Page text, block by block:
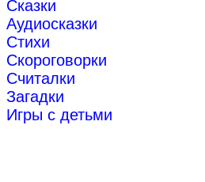
Сказки
Аудиосказки
Стихи
Скороговорки
Считалки
Загадки
Игры с детьми